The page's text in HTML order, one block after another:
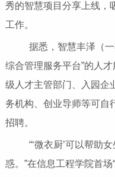
秀的智慧项目分享上线，
工作。
据悉，智慧丰泽（一
综合管理服务平台”的人
级人才主管部门、入园企
务机构、创业导师等可自
招聘。
“‘微衣厨’可以帮助女
惑。”在信息工程学院首